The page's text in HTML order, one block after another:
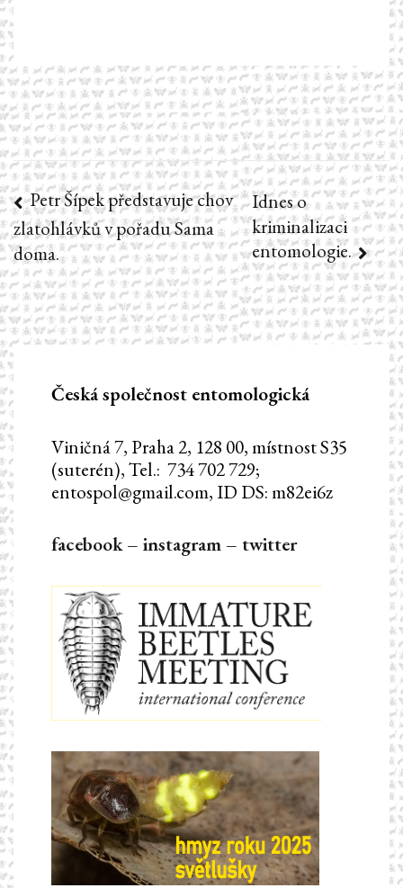
Navigace
pro
příspěvek
Petr Šípek představuje chov
zlatohlávků v pořadu Sama
doma.
Idnes o
kriminalizaci
entomologie.
Česká společnost entomologická
Viničná 7, Praha 2, 128 00, místnost S35
(suterén), Tel.: 734 702 729;
entospol@gmail.com, ID DS: m82ei6z
facebook– instagram – twitter